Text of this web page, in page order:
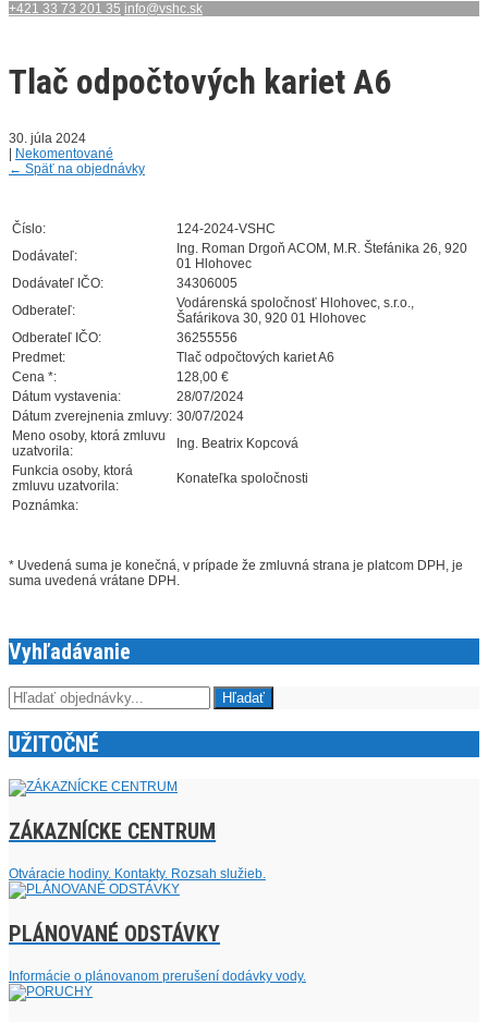
+421 33 73 201 35 info@vshc.sk
Tlač odpočtových kariet A6
30. júla 2024
Nekomentované
← Späť na objednávky
Číslo:
124-2024-VSHC
Dodávateľ:
Ing. Roman Drgoň ACOM, M.R. Štefánika 26, 920
01 Hlohovec
Dodávateľ IČO:
34306005
Odberateľ:
Vodárenská spoločnosť Hlohovec, s.r.o.,
Šafárikova 30, 920 01 Hlohovec
Odberateľ IČO:
36255556
Predmet:
Tlač odpočtových kariet A6
Cena *:
128,00 €
Dátum vystavenia:
28/07/2024
Dátum zverejnenia zmluvy: 30/07/2024
Meno osoby, ktorá zmluvu
uzatvorila:
Ing. Beatrix Kopcová
Funkcia osoby, ktorá
zmluvu uzatvorila:
Konateľka spoločnosti
Poznámka:
* Uvedená suma je konečná, v prípade že zmluvná strana je platcom DPH, je
suma uvedená vrátane DPH.
Vyhľadávanie
UŽITOČNÉ
ZÁKAZNÍCKE CENTRUM
Otváracie hodiny. Kontakty. Rozsah služieb.
PLÁNOVANÉ ODSTÁVKY
Informácie o plánovanom prerušení dodávky vody.